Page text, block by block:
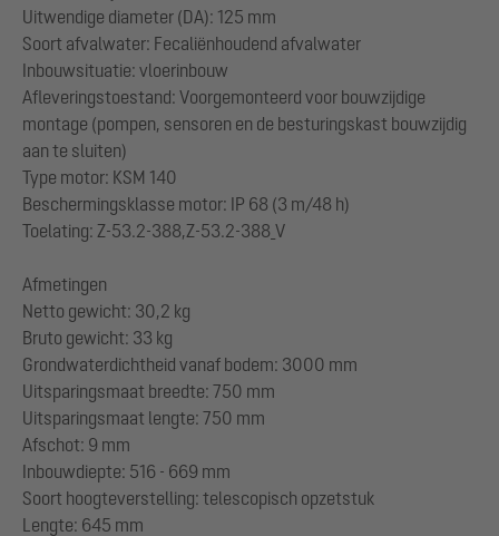
Uitwendige diameter (DA): 125 mm
Soort afvalwater: Fecaliënhoudend afvalwater
Inbouwsituatie: vloerinbouw
Afleveringstoestand: Voorgemonteerd voor bouwzijdige
montage (pompen, sensoren en de besturingskast bouwzijdig
aan te sluiten)
Type motor: KSM 140
Beschermingsklasse motor: IP 68 (3 m/48 h)
Toelating: Z-53.2-388,Z-53.2-388_V
Afmetingen
Netto gewicht: 30,2 kg
Bruto gewicht: 33 kg
Grondwaterdichtheid vanaf bodem: 3000 mm
Uitsparingsmaat breedte: 750 mm
Uitsparingsmaat lengte: 750 mm
Afschot: 9 mm
Inbouwdiepte: 516 - 669 mm
Soort hoogteverstelling: telescopisch opzetstuk
Lengte: 645 mm